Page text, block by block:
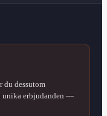
du dessutom
unika erbjudanden —